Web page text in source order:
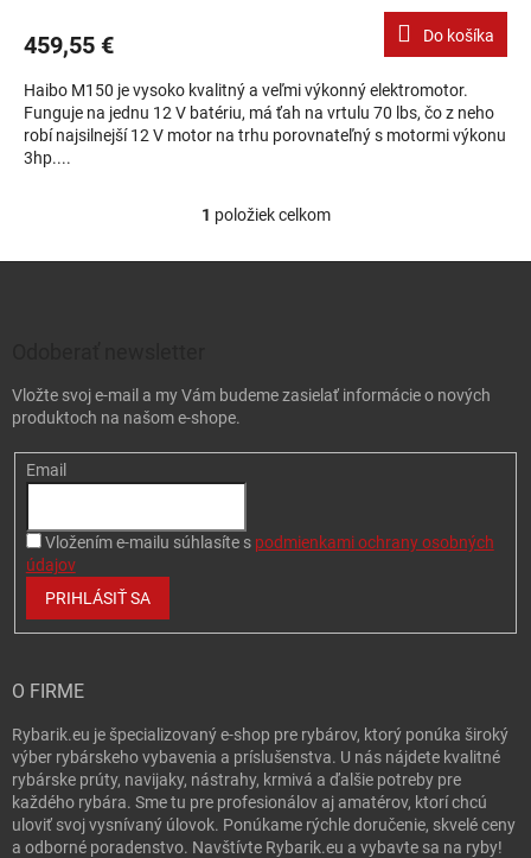
459,55 € Do košíka
Haibo M150 je vysoko kvalitný a veľmi výkonný elektromotor.
Funguje na jednu 12 V batériu, má ťah na vrtulu 70 lbs, čo z neho
robí najsilnejší 12 V motor na trhu porovnateľný s motormi výkonu
3hp....
Ovládacie prvky výpisu
1 položiek celkom
Vložte svoj e-mail a my Vám budeme zasielať informácie o nových
produktoch na našom e-shope.
Email
Vložením e-mailu súhlasíte s podmienkami ochrany osobných
údajov
PRIHLÁSIŤ SA
O FIRME
Rybarik.eu je špecializovaný e-shop pre rybárov, ktorý ponúka široký
výber rybárskeho vybavenia a príslušenstva. U nás nájdete kvalitné
rybárske prúty, navijaky, nástrahy, krmivá a ďalšie potreby pre
každého rybára. Sme tu pre profesionálov aj amatérov, ktorí chcú
uloviť svoj vysnívaný úlovok. Ponúkame rýchle doručenie, skvelé ceny
a odborné poradenstvo. Navštívte Rybarik.eu a vybavte sa na ryby!